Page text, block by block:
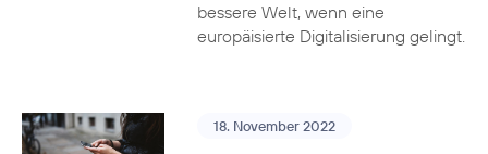
bessere Welt, wenn eine
europäisierte Digitalisierung gelingt.
18. November 2022